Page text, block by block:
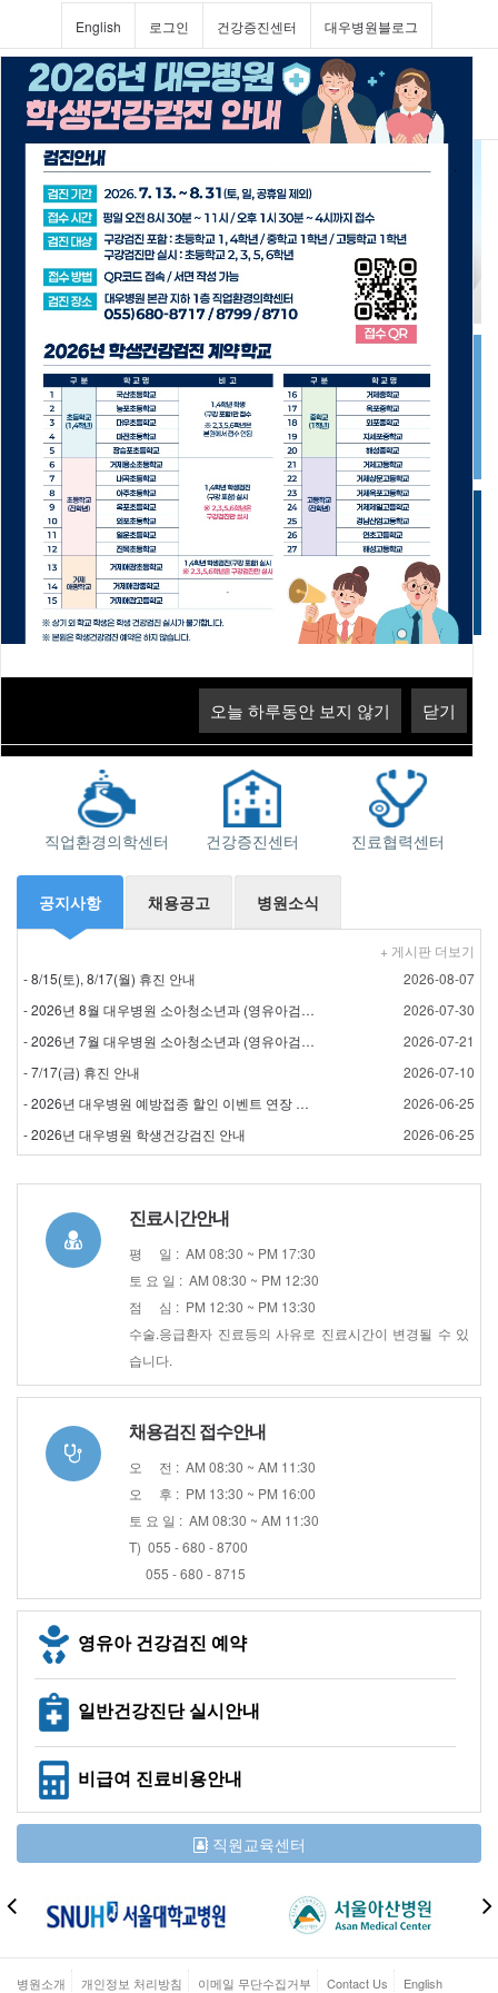
오늘 하루동안 보지 않기 닫기
오늘 하루동안 보지 않기
닫기
오늘 하루동안 보지 않기
닫기
English 로그인 건강증진센터 대우병원블로그
진료과 및 의료진소개
고객의 소리
소화기센터 근로자건강센터
직업환경의학센터 건강증진센터 진료협력센터
공지사항 채용공고 병원소식
+ 게시판 더보기
- 8/15(토), 8/17(월) 휴진 안내
2026-08-07
- 2026년 8월 대우병원 소아청소년과 (영유아검진) 검…
2026-07-30
- 2026년 7월 대우병원 소아청소년과 (영유아검진) 검…
2026-07-21
- 7/17(금) 휴진 안내
2026-07-10
- 2026년 대우병원 예방접종 할인 이벤트 연장 안내
2026-06-25
- 2026년 대우병원 학생건강검진 안내
2026-06-25
진료시간안내
평 일 : AM 08:30 ~ PM 17:30
토 요 일 : AM 08:30 ~ PM 12:30
점 심 : PM 12:30 ~ PM 13:30
수술.응급환자 진료등의 사유로 진료시간이 변경될 수 있
습니다.
채용검진 접수안내
오 전 : AM 08:30 ~ AM 11:30
오 후 : PM 13:30 ~ PM 16:00
토 요 일 : AM 08:30 ~ AM 11:30
T) 055 - 680 - 8700
055 - 680 - 8715
영유아 건강검진 예약
일반건강진단 실시안내
비급여 진료비용안내
직원교육센터
병원소개 개인정보 처리방침 이메일 무단수집거부 Contact Us English